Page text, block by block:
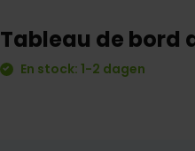
Tableau de bord
En stock: 1-2 dagen